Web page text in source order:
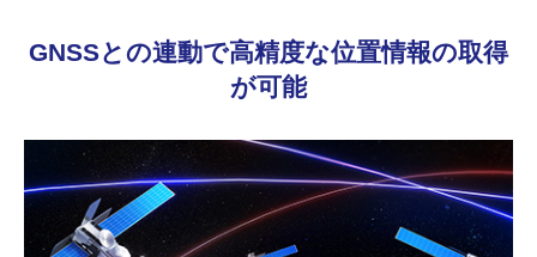
GNSSとの連動で高精度な位置情報の取得
が可能